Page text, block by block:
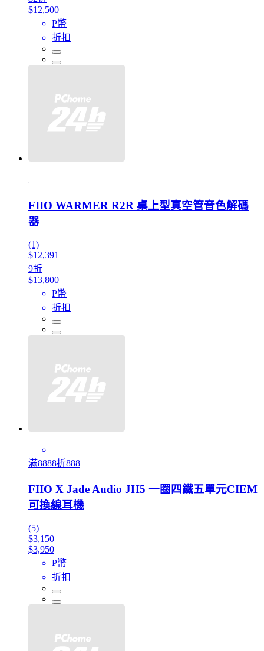
$12,500
P幣
折扣
FIIO WARMER R2R 桌上型真空管音色解碼
器
(1)
$12,391
9折
$13,800
P幣
折扣
滿8888折888
FIIO X Jade Audio JH5 一圈四鐵五單元CIEM
可換線耳機
(5)
$3,150
$3,950
P幣
折扣